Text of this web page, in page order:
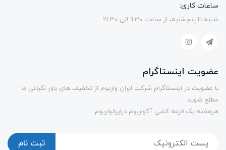
ساعات کاری:
شنبه تا پنجشنبه، از ساعت 9.30 الی 21.30
عضویت اینستاگرام
با عضویت در اینستاگرام شرکت ایران واریوم از تخفیف های باور نکردنی ما
مطلع شوید.
هرهفته یک قرعه کشی آکواریوم درایرانواریوم
ثبت نام